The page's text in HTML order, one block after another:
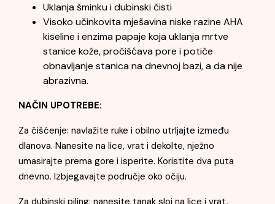
Uklanja šminku i dubinski čisti
Visoko učinkovita mješavina niske razine AHA
kiseline i enzima papaje koja uklanja mrtve
stanice kože, pročišćava pore i potiče
obnavljanje stanica na dnevnoj bazi, a da nije
abrazivna.
NAČIN UPOTREBE:
Za čišćenje: navlažite ruke i obilno utrljajte između
dlanova. Nanesite na lice, vrat i dekolte, nježno
umasirajte prema gore i isperite. Koristite dva puta
dnevno. Izbjegavajte područje oko očiju.
Za dubinski piling: nanesite tanak sloj na lice i vrat,